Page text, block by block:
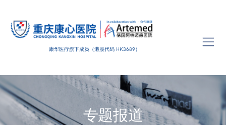
康华医疗旗下成员（港股代码 HK3689）
专题报道